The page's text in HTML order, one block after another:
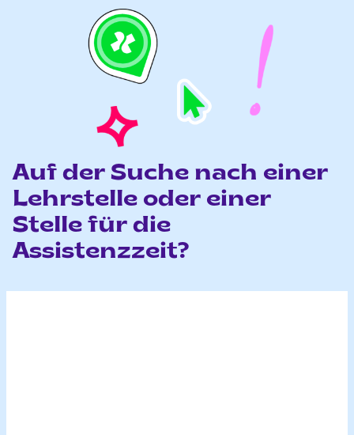
Auf der Suche nach einer
Lehrstelle oder einer
Stelle für die
Assistenzzeit?